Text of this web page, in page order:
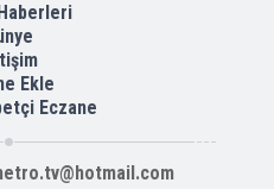
Ekle
Eczane